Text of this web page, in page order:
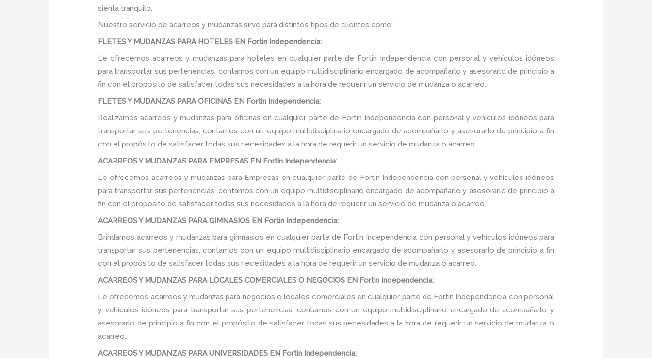
sienta tranquilo.
Nuestro servicio de acarreos y mudanzas sirve para distintos tipos de clientes como:
FLETES Y MUDANZAS PARA HOTELES EN Fortin Independencia:
Le ofrecemos acarreos y mudanzas para hoteles en cualquier parte de Fortin Independencia con personal y vehículos idóneos
para transportar sus pertenencias, contamos con un equipo multidisciplinario encargado de acompañarlo y asesorarlo de principio a
fin con el propósito de satisfacer todas sus necesidades a la hora de requerir un servicio de mudanza o acarreo.
FLETES Y MUDANZAS PARA OFICINAS EN Fortin Independencia:
Realizamos acarreos y mudanzas para oficinas en cualquier parte de Fortin Independencia con personal y vehículos idóneos para
transportar sus pertenencias, contamos con un equipo multidisciplinario encargado de acompañarlo y asesorarlo de principio a fin
con el propósito de satisfacer todas sus necesidades a la hora de requerir un servicio de mudanza o acarreo.
ACARREOS Y MUDANZAS PARA EMPRESAS EN Fortin Independencia:
Le ofrecemos acarreos y mudanzas para Empresas en cualquier parte de Fortin Independencia con personal y vehículos idóneos
para transportar sus pertenencias, contamos con un equipo multidisciplinario encargado de acompañarlo y asesorarlo de principio a
fin con el propósito de satisfacer todas sus necesidades a la hora de requerir un servicio de mudanza o acarreo.
ACARREOS Y MUDANZAS PARA GIMNASIOS EN Fortin Independencia:
Brindamos acarreos y mudanzas para gimnasios en cualquier parte de Fortin Independencia con personal y vehículos idóneos para
transportar sus pertenencias, contamos con un equipo multidisciplinario encargado de acompañarlo y asesorarlo de principio a fin
con el propósito de satisfacer todas sus necesidades a la hora de requerir un servicio de mudanza o acarreo.
ACARREOS Y MUDANZAS PARA LOCALES COMERCIALES O NEGOCIOS EN Fortin Independencia:
Le ofrecemos acarreos y mudanzas para negocios o locales comerciales en cualquier parte de Fortin Independencia con personal
y vehículos idóneos para transportar sus pertenencias, contamos con un equipo multidisciplinario encargado de acompañarlo y
asesorarlo de principio a fin con el propósito de satisfacer todas sus necesidades a la hora de requerir un servicio de mudanza o
acarreo.
ACARREOS Y MUDANZAS PARA UNIVERSIDADES EN Fortin Independencia: